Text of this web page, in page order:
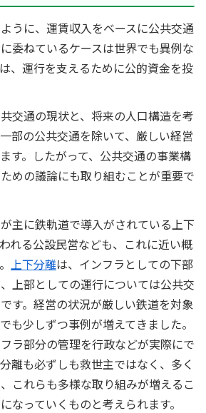
うに、運賃収入をベースに公共交通
委ねているケースは世界でも異例な
、運行を支えるために公的資金を投
交通の現状と、将来の人口構造を考
部の公共交通を除いて、厳しい経営
す。したがって、公共交通の事業構
めの議論にも取り組むことが重要で
主に鉄軌道で導入がされている上下
れる公設民営なども、これに近い概
上下分離は、インフラとしての下部
上部としての運行については公共交
す。経営の状況が厳しい鉄道を対象
も少しずつ事例が増えてきました。
ラ部分の管理を行政などが実際にで
離も必ずしも救世主ではなく、多く
これらも多様な取り組みが増えるこ
なっていくものと考えられます。